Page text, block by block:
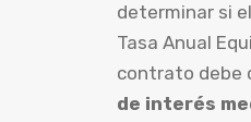
determinar si
Tasa Anual
contrato debe
de interés